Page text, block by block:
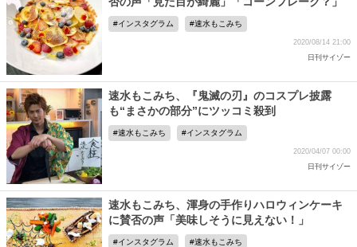
インスタグラム 速水もこみち
2020/08/14 21:00
日刊サイゾー
速水もこみち、『鬼滅の刃』のコスプレ披露
も“まさかの部分”にツッコミ殺到
速水もこみち インスタグラム
2020/04/07 00:00
日刊サイゾー
速水もこみち、渾身の手作りハロウィンケーキ
に賛否の声「美味しそうに見えない！」
インスタグラム 速水もこみち